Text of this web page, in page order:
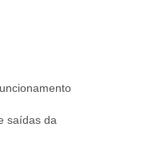
saídas da